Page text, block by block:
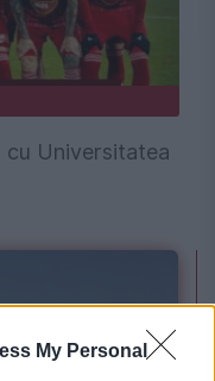
My Personal
cu Universitatea